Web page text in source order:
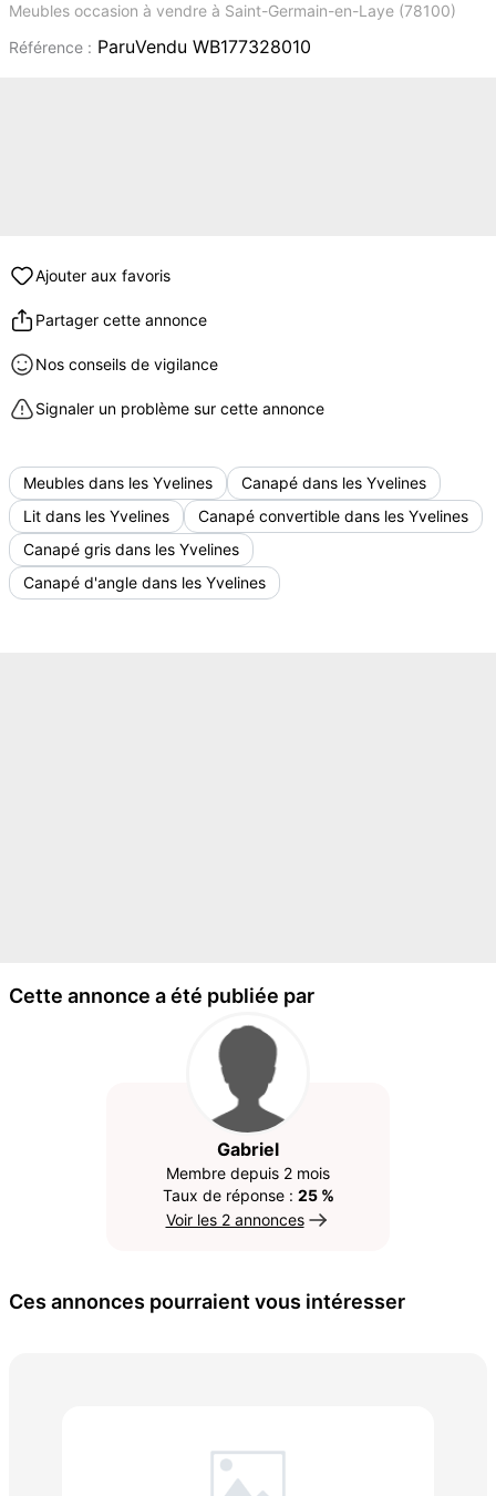
Meubles occasion à vendre à Saint-Germain-en-Laye (78100)
Référence : ParuVendu WB177328010
Ajouter aux favoris
Partager cette annonce
Nos conseils de vigilance
Signaler un problème sur cette annonce
Meubles dans les Yvelines
Canapé dans les Yvelines
Lit dans les Yvelines
Canapé convertible dans les Yvelines
Canapé gris dans les Yvelines
Canapé d'angle dans les Yvelines
Cette annonce a été publiée par
Gabriel
Membre depuis 2 mois
Taux de réponse : 25 %
Voir les 2 annonces
Ces annonces pourraient vous intéresser